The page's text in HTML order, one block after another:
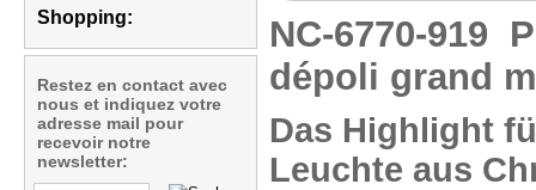
Shopping:
Restez en contact avec
nous et indiquez votre
adresse mail pour
recevoir notre
newsletter:
NC-6770-919
dépoli grand
Das Highlight
Leuchte aus